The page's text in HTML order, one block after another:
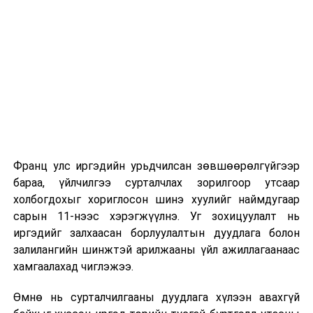
2026 оны 9 дүгээр сарын 13-наас оюутнуудыг
дотуур байранд оруулж эхэлнэ.
Сургууль, цэцэрлэгийн үйл ажиллагааны
зохицуулалт
2026 оны 8 дугаар сарын 17–28-ны өдрүүдэд
байранд элсэлт, бүртгэл болон бусад аливаа
Франц улс иргэдийн урьдчилсан зөвшөөрөлгүйгээр
бараа, үйлчилгээ сурталчлах зорилгоор утсаар
холбогдохыг хориглосон шинэ хуулийг наймдугаар
сарын 11-нээс хэрэгжүүлнэ. Уг зохицуулалт нь
иргэдийг залхаасан борлуулалтын дуудлага болон
залилангийн шинжтэй арилжааны үйл ажиллагаанаас
хамгаалахад чиглэжээ.
Өмнө нь сурталчилгааны дуудлага хүлээн авахгүй